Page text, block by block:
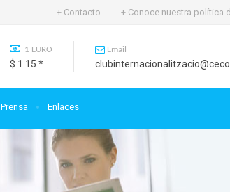
+ Contacto + Conoce nuestra política
Prensa Enlaces
1 EURO
$ 1.15 *
Email